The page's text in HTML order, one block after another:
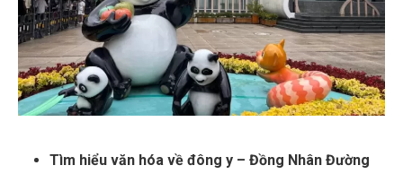
Tìm hiểu văn hóa về đông y – Đồng Nhân Đường